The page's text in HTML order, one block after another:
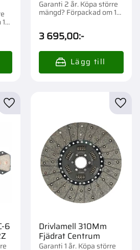
Garanti 2 år. Köpa större
mängd? Förpackad om 1
3 695,00:-
6
Lägg till i favoriter
Drivlamell 310Mm
Fjädrat Centrum
Garanti 1 år. Köpa större